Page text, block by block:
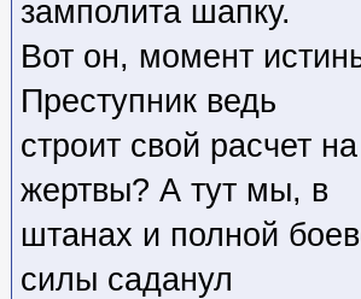
замполита шапку.
Вот он, момент
Преступник ведь
строит свой расчет
жертвы? А тут мы, в
штанах и полной
силы саданул